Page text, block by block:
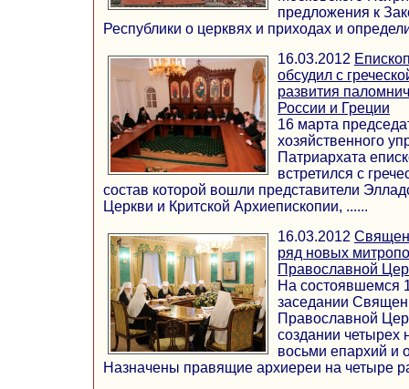
предложения к
Республики о церквях и приходах и
16.03.2012
обсудил с
развития
России и Греции
16 марта
хозяйственного
Патриархата
встретился с
состав которой вошли представители
Церкви и Критской Архиепископии, ......
16.03.2012
ряд новых
Православной
На состоявшемся
заседании
Православной
создании четырех
восьми епархий и
Назначены правящие архиереи на четыре